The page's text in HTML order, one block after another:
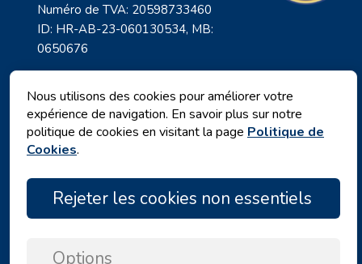
Numéro de TVA: 20598733460
ID: HR-AB-23-060130534, MB:
0650676
Nous utilisons des cookies pour améliorer votre
expérience de navigation. En savoir plus sur notre
politique de cookies en visitant la page Politique de
Cookies.
Rejeter les cookies non essentiels
Options